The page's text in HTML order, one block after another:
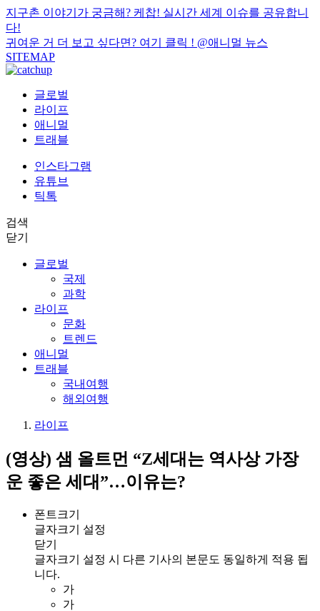
지구촌 이야기가 궁금해? 케찹! 실시간 세계 이슈를 공유합니
다!
귀여운 거 더 보고 싶다면? 여기 클릭 ! @애니멀 뉴스
SITEMAP
글로벌
라이프
애니멀
트래블
인스타그램
유튜브
틱톡
검색
닫기
글로벌
국제
과학
라이프
문화
트렌드
애니멀
트래블
국내여행
해외여행
라이프
(영상) 샘 올트먼 “Z세대는 역사상 가장
운 좋은 세대”…이유는?
폰트크기
글자크기 설정
닫기
글자크기 설정 시 다른 기사의 본문도 동일하게 적용 됩
니다.
가
가